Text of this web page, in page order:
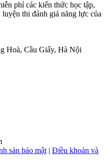
phí các kiến thức học tập,
thi đánh giá năng lực của
Hoà, Cầu Giấy, Hà Nội
sản bảo mật | Điều khoản và